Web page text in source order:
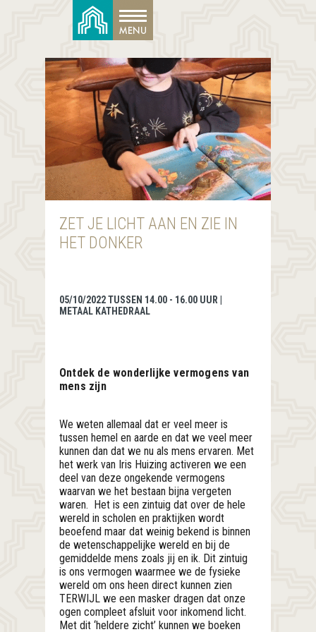
ZET JE LICHT AAN EN ZIE IN
HET DONKER
05/10/2022 TUSSEN 14.00 - 16.00 UUR |
METAAL KATHEDRAAL
Ontdek de wonderlijke vermogens van
mens zijn
We weten allemaal dat er veel meer is
tussen hemel en aarde en dat we veel meer
kunnen dan dat we nu als mens ervaren. Met
het werk van Iris Huizing activeren we een
deel van deze ongekende vermogens
waarvan we het bestaan bijna vergeten
waren. Het is een zintuig dat over de hele
wereld in scholen en praktijken wordt
beoefend maar dat weinig bekend is binnen
de wetenschappelijke wereld en bij de
gemiddelde mens zoals jij en ik. Dit zintuig
is ons vermogen waarmee we de fysieke
wereld om ons heen direct kunnen zien
TERWIJL we een masker dragen dat onze
ogen compleet afsluit voor inkomend licht.
Met dit ‘heldere zicht’ kunnen we boeken